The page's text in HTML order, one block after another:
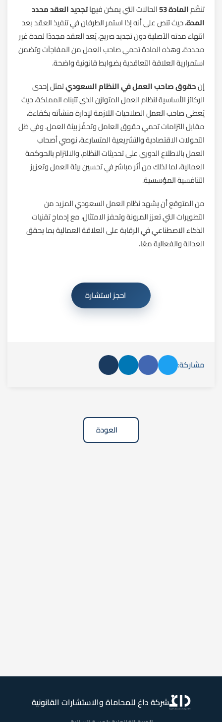
تنظّمالمادة 53 الحالات التي يمكن فيهاتجديد العقد محدد
المدة، حيث تنص على أنه إذا استمر الطرفان في تنفيذ العقد بعد
انتهاء مدته الأصلية دون تجديد صريح، يُعد العقد مجددًا لمدة غير
محددة. وهذه المادة تحمي صاحب العمل من المفاجآت وتضمن
استمرارية العلاقة التعاقدية بضوابط قانونية واضحة.
إنحقوق صاحب العمل في النظام السعوديتمثل إحدى
الركائز الأساسية لنظام العمل المتوازن الذي تتبناه المملكة، حيث
يُعطى صاحب العمل الصلاحيات اللازمة لإدارة منشأته بكفاءة،
مقابل التزامات تحمي حقوق العامل وتحفّز بيئة العمل. وفي ظل
التحولات الاقتصادية والتشريعية المتسارعة، نوصي أصحاب
العمل بالاطلاع الدوري على تحديثات النظام، والالتزام بالحوكمة
العمالية، لما لذلك من أثر مباشر في تحسين بيئة العمل وتعزيز
التنافسية المؤسسية.
من المتوقع أن يشهد نظام العمل السعودي المزيد من
التطويرات التي تعزز المرونة وتحفز الامتثال، مع إدماج تقنيات
الذكاء الاصطناعي في الرقابة على العلاقة العمالية بما يحقق
العدالة والفعالية معًا.
احجز استشارة
مشاركة:
العودة
شركة داغ للمحاماة والاستشارات القانونية